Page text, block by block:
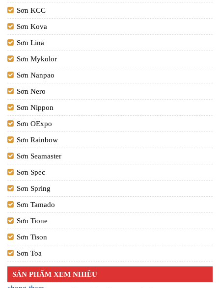
Sơn KCC
Sơn Kova
Sơn Lina
Sơn Mykolor
Sơn Nanpao
Sơn Nero
Sơn Nippon
Sơn OExpo
Sơn Rainbow
Sơn Seamaster
Sơn Spec
Sơn Spring
Sơn Tamado
Sơn Tione
Sơn Tison
Sơn Toa
SẢN PHẨM XEM NHIỀU